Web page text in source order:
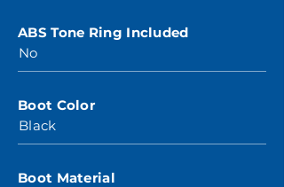
ABS Tone Ring Included
No
Boot Color
Black
Boot Material